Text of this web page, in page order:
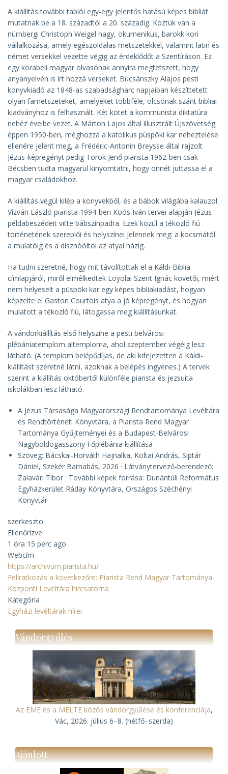
A kiállítás további tablói egy-egy jelentős hatású képes bibliát
mutatnak be a 18. századtól a 20. századig. Köztük van a
nürnbergi Christoph Weigel nagy, ökumenikus, barokk kori
vállalkozása, amely egészoldalas metszetekkel, valamint latin és
német versekkel vezette végig az érdeklődőt a Szentíráson. Ez
egy korabeli magyar olvasónak annyira megtetszett, hogy
anyanyelvén is írt hozzá verseket. Bucsánszky Alajos pesti
könyvkiadó az 1848-as szabadságharc napjaiban készíttetett
olyan fametszeteket, amelyeket többféle, olcsónak szánt bibliai
kiadványhoz is felhasznált. Két kötet a kommunista diktatúra
nehéz éveibe vezet. A Márton Lajos által illusztrált Újszövetség
éppen 1950-ben, méghozzá a katolikus püspöki kar neheztelése
ellenére jelent meg, a Frédéric-Antonin Breysse által rajzolt
Jézus-képregényt pedig Török Jenő piarista 1962-ben csak
Bécsben tudta magyarul kinyomtatni, hogy onnét juttassa el a
magyar családokhoz.
A kiállítás végül kilép a könyvekből, és a bábok világába kalauzol.
Vízvári László piarista 1994-ben Koós Iván tervei alapján Jézus
példabeszédeit vitte bábszínpadra. Ezek közül a tékozló fiú
történetének szereplői és helyszínei jelennek meg: a kocsmától
a mulatóig és a disznóóltól az atyai házig.
Ha tudni szeretné, hogy mit távolítottak el a Káldi-Biblia
címlapjáról, miről elmélkedtek Loyolai Szent Ignác követői, miért
nem helyeselt a püspöki kar egy képes bibliakiadást, hogyan
képzelte el Gaston Courtois atya a jó képregényt, és hogyan
mulatott a tékozló fiú, látogassa meg kiállításunkat.
A vándorkiállítás első helyszíne a pesti belvárosi
plébániatemplom altemploma, ahol szeptember végéig lesz
látható. (A templom belépődíjas, de aki kifejezetten a Káldi-
kiállítást szeretné látni, azoknak a belépés ingyenes.) A tervek
szerint a kiállítás októbertől különféle piarista és jezsuita
iskolákban lesz látható.
A Jézus Társasága Magyarországi Rendtartománya Levéltára
és Rendtörténeti Könyvtára, a Piarista Rend Magyar
Tartománya Gyűjteményei és a Budapest-Belvárosi
Nagyboldogasszony Főplébánia kiállítása
Szöveg: Bácskai-Horváth Hajnalka, Koltai András, Siptár
Dániel, Szekér Barnabás, 2026 · Látványtervező-berendező:
Zalavári Tibor · További képek forrása: Dunántúli Református
Egyházkerület Ráday Könyvtára, Országos Széchényi
Könyvtár
szerkeszto
Ellenőrizve
1 óra 15 perc ago
Webcím
https://archivum.piarista.hu/
Feliratkozás a következőre: Piarista Rend Magyar Tartománya
Központi Levéltára hírcsatorna
Kategória
Egyházi levéltárak hírei
Vándorgyűlés
Az EME és a MELTE közös vándorgyűlése és konferenciája,
Vác, 2026. július 6–8. (hétfő–szerda)
Ajánlott